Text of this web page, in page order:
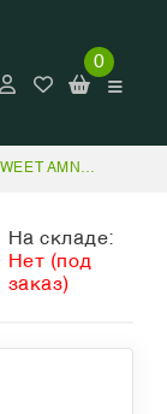
0
SWEET AMNESIA HAZE XL AUTO
На складе:
Нет (под
заказ)